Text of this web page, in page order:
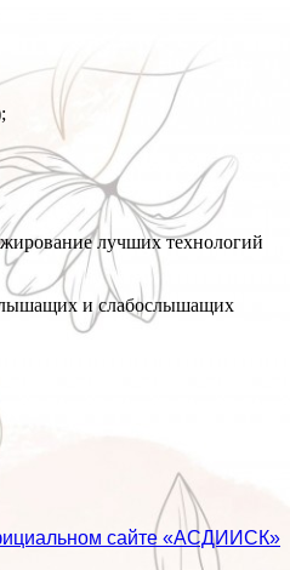
лучших технологий
и слабослышащих
сайте «АСДИИСК»